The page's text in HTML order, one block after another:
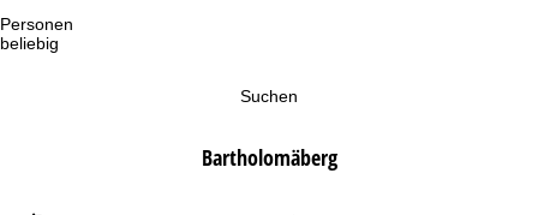
Personen
beliebig
Suchen
Bartholomäberg